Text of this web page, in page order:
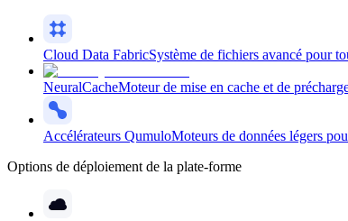
Cloud Data FabricSystème de fichiers avancé pour
NeuralCacheMoteur de mise en cache et de
Accélérateurs QumuloMoteurs de données légers
Options de déploiement de la plate-forme